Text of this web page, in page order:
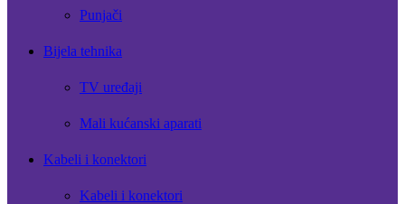
Punjači
Bijela tehnika
TV uređaji
Mali kućanski aparati
Kabeli i konektori
Kabeli i konektori